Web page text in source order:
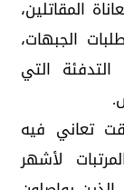
المقاتلين،
الجبهات،
التي
تعاني فيه
لأشهر